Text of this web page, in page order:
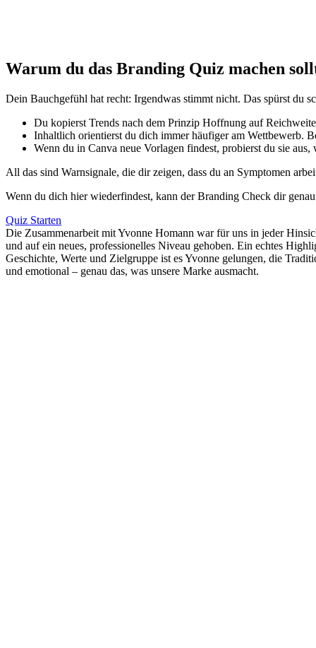
Warum du das Branding Quiz machen
Dein Bauchgefühl hat recht: Irgendwas stimmt nicht. Das spürst du
Du kopierst Trends nach dem Prinzip Hoffnung auf
Inhaltlich orientierst du dich immer häufiger am Wettbewerb.
Wenn du in Canva neue Vorlagen findest, probierst du sie
All das sind Warnsignale, die dir zeigen, dass du an Symptomen
Wenn du dich hier wiederfindest, kann der Branding Check dir
Quiz Starten
Die Zusammenarbeit mit Yvonne Homann war für uns in jeder
und auf ein neues, professionelles Niveau gehoben. Ein echtes
Geschichte, Werte und Zielgruppe ist es Yvonne gelungen, die
und emotional – genau das, was unsere Marke ausmacht.